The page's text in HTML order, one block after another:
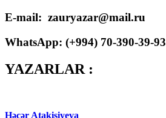
E-mail: zauryazar@mail.ru
WhatsApp: (+994) 70-390-39-93
YAZARLAR :
Həcər Atakişiyeva